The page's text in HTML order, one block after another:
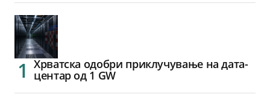
Хрватска одобри приклучување на дата-
центар од 1 GW